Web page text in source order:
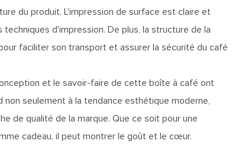
du produit. L'impression de surface est claire et
d'impression. De plus, la structure de la
faciliter son transport et assurer la sécurité du café
et le savoir-faire de cette boîte à café ont
non seulement à la tendance esthétique moderne,
de qualité de la marque. Que ce soit pour une
cadeau, il peut montrer le goût et le cœur.